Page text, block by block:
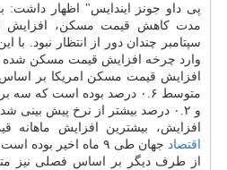
پی داو جونز ایندایس" اظهار داشت:
مدت كاهش قیمت مسكن، افزایش
سپتامبر چندان دور از انتظار نبود. با
وارد چرخه افزایش قیمت مسكن شده
افزایش قیمت مسكن امریكا بر اساس
متوسط ۰.۶ درصد بوده است كه
و ۰.۲ درصد بیشتر از نرخ پیش
افزایش، بیشترین افزایش
اقتصاد جهان طی ۹ ماه اخیر بوده است.
از طرف دیگر بر اساس فصلی نیز